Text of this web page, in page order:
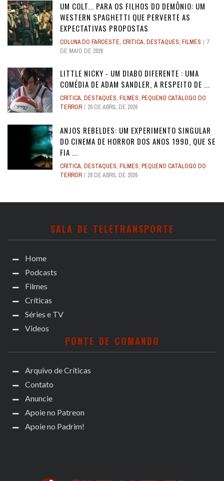
UM COLT... PARA OS FILHOS DO DEMÔNIO: UM
WESTERN SPAGHETTI QUE PERVERTE AS
EXPECTATIVAS PROPOSTAS
COLUNA DO FAROESTE, CRÍTICA, DESTAQUES, FILMES
7
DE MAIO DE 2026
LITTLE NICKY - UM DIABO DIFERENTE : UMA
COMÉDIA DE ADAM SANDLER, A RESPEITO DE ...
CRÍTICA, DESTAQUES, FILMES, PEQUENO CATÁLOGO DO
TERROR
29 DE ABRIL DE 2026
ANJOS REBELDES: UM EXPERIMENTO SINGULAR
DO CINEMA DE HORROR DOS ANOS 1990, QUE SE
FIA ...
CRÍTICA, DESTAQUES, FILMES, PEQUENO CATÁLOGO DO
TERROR
28 DE ABRIL DE 2026
SALA DE TELETRANSPORTE
Home
Podcasts
Filmes
Críticas
Séries e TV
Videos
PONTE DE COMANDO
Arquivo de Críticas
Contato
Anuncie
Apoie no Patreon
Apoie no Padrim!